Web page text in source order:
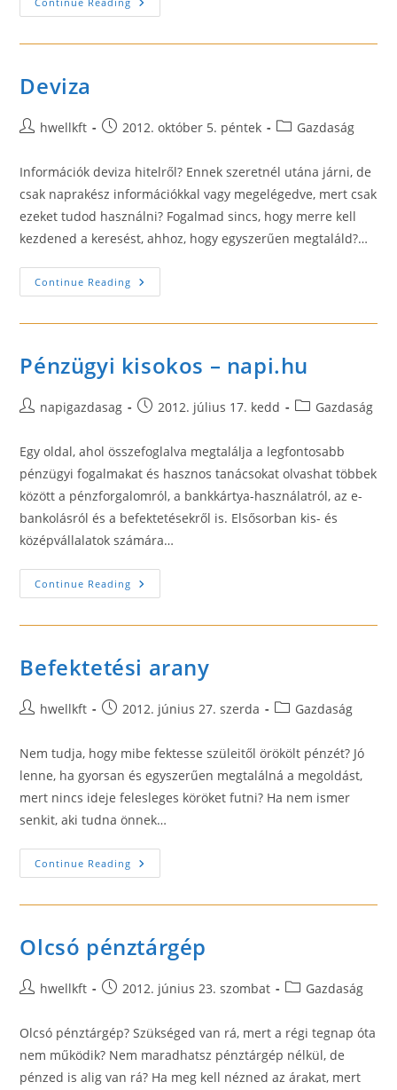
Megélni
Kereskedéssel
Deviza
Posthwellkft
Post2012. október 5. péntek
PostGazdaság
Információk deviza hitelről? Ennek szeretnél utána járni, de
csak naprakész információkkal vagy megelégedve, mert csak
ezeket tudod használni? Fogalmad sincs, hogy merre kell
kezdened a keresést, ahhoz, hogy egyszerűen megtaláld?…
Continue Reading Deviza
Pénzügyi kisokos – napi.hu
Postnapigazdasag
Post2012. július 17. kedd
PostGazdaság
Egy oldal, ahol összefoglalva megtalálja a legfontosabb
pénzügyi fogalmakat és hasznos tanácsokat olvashat többek
között a pénzforgalomról, a bankkártya-használatról, az e-
bankolásról és a befektetésekről is. Elsősorban kis- és
középvállalatok számára…
Continue Reading Pénzügyi
Kisokos
Napi.hu
Befektetési arany
Posthwellkft
Post2012. június 27. szerda
PostGazdaság
Nem tudja, hogy mibe fektesse szüleitől örökölt pénzét? Jó
lenne, ha gyorsan és egyszerűen megtalálná a megoldást,
mert nincs ideje felesleges köröket futni? Ha nem ismer
senkit, aki tudna önnek…
Continue Reading Befektetési
Arany
Olcsó pénztárgép
Posthwellkft
Post2012. június 23. szombat
PostGazdaság
Olcsó pénztárgép? Szükséged van rá, mert a régi tegnap óta
nem működik? Nem maradhatsz pénztárgép nélkül, de
pénzed is alig van rá? Ha meg kell nézned az árakat, mert